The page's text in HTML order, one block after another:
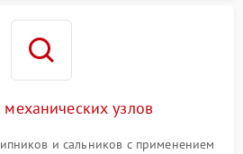
узлов
и сальников с применением